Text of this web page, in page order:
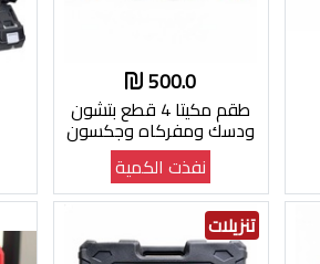
500.0
طقم مكيتا 4 قطع بتشون
ودسك ومفركاه وجكسون
نفذت الكمية
تنزيلات